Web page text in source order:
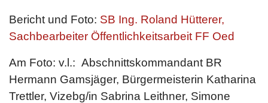
Bericht und Foto: SB Ing. Roland Hütterer,
Sachbearbeiter Öffentlichkeitsarbeit FF Oed
Am Foto: v.l.: Abschnittskommandant BR
Hermann Gamsjäger, Bürgermeisterin Katharina
Trettler, Vizebg/in Sabrina Leithner, Simone